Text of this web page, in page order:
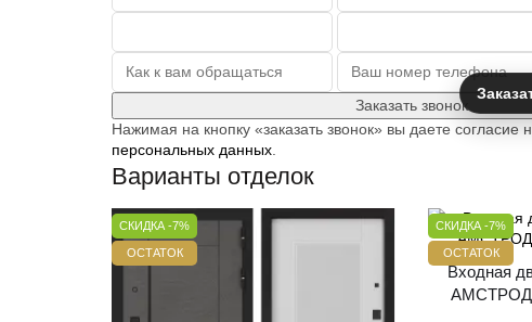
Заказать звонок
Нажимая на кнопку «заказать звонок» вы даете согласие
персональных данных
Варианты отделок
СКИДКА -7%
ОСТАТОК
СКИДКА -7%
ОСТАТОК
Входная
АМСТРОД